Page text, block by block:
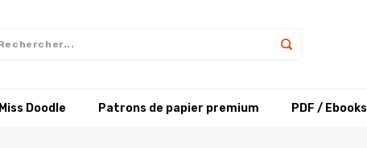
Miss Doodle Patrons de papier premium PDF / Ebooks